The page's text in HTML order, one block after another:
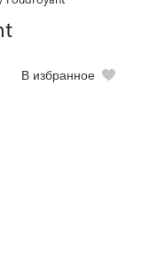
В избранное